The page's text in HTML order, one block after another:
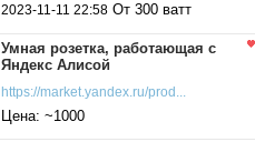
2023-11-11 22:58 От 300 ватт
Умная розетка, работающая с
Яндекс Алисой
https://market.yandex.ru/prod...
Цена: ~1000